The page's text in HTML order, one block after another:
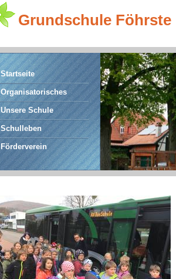
Grundschule Föhrste
Startseite
Organisatorisches
Unsere Schule
Schulleben
Förderverein